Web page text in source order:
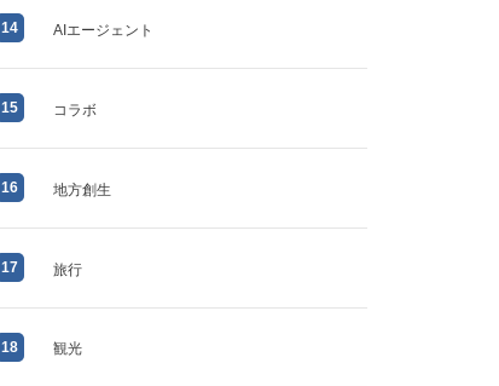
14 AIエージェント
15 コラボ
16 地方創生
17 旅行
18 観光